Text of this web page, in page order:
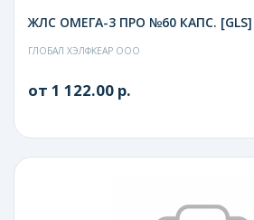
ЖЛС ОМЕГА-3 ПРО №60 КАПС. [GLS]
ГЛОБАЛ ХЭЛФКЕАР ООО
от 1 122.00 р.